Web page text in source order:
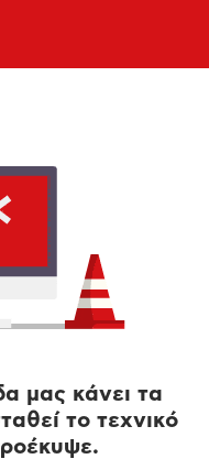
μας κάνει τα
το τεχνικό